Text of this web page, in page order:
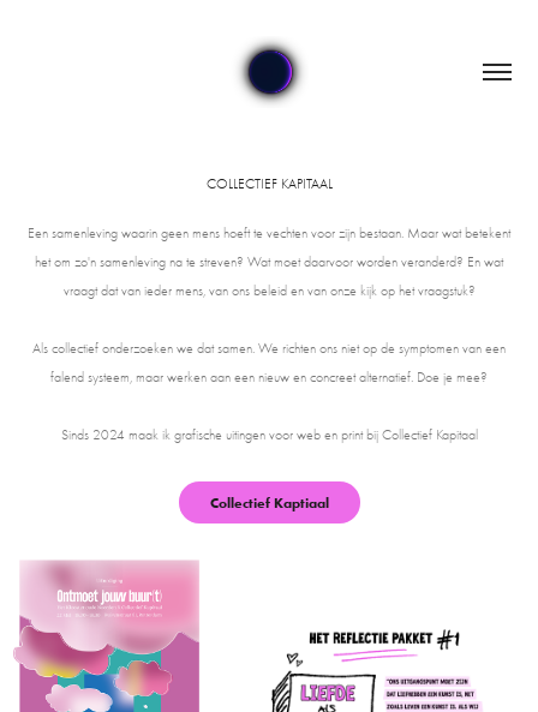
COLLECTIEF KAPITAAL
Een samenleving waarin geen mens hoeft te vechten voor zijn bestaan. Maar wat betekent
het om zo'n samenleving na te streven? Wat moet daarvoor worden veranderd? En wat
vraagt dat van ieder mens, van ons beleid en van onze kijk op het vraagstuk?
Als collectief onderzoeken we dat samen. We richten ons niet op de symptomen van een
falend systeem, maar werken aan een nieuw en concreet alternatief. Doe je mee?
Sinds 2024 maak ik grafische uitingen voor web en print bij Collectief Kapitaal
Collectief Kaptiaal